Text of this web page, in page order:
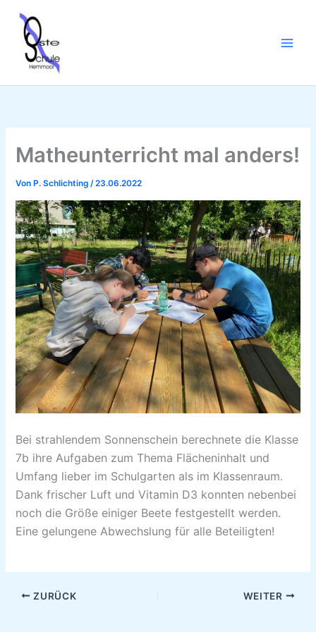
Inhalt
springen
Matheunterricht mal anders!
Von P. Schlichting/23.06.2022
Bei strahlendem Sonnenschein berechnete die Klasse
7b ihre Aufgaben zum Thema Flächeninhalt und
Umfang lieber im Schulgarten als im Klassenraum.
Dank frischer Luft und Vitamin D3 konnten nebenbei
noch die Größe einiger Beete festgestellt werden.
Eine gelungene Abwechslung für alle Beteiligten!
ZURÜCK WEITER